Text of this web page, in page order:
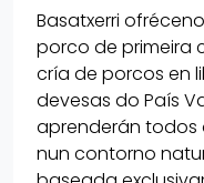
Basatxerri
porco de primeira
cría de porcos en
devesas do País
aprenderán todos
nun contorno